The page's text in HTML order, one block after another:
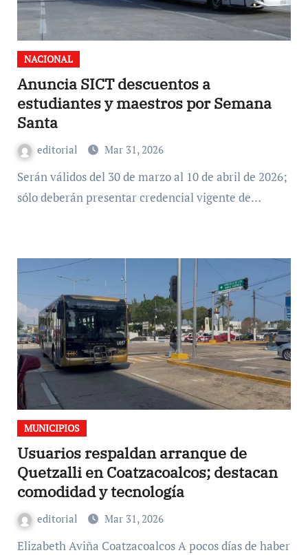
NACIONAL
Anuncia SICT descuentos a
estudiantes y maestros por Semana
Santa
editorial Mar 31, 2026
Serán válidos del 30 de marzo al 10 de abril de 2026;
sólo deberán presentar credencial vigente de…
MUNICIPIOS
Usuarios respaldan arranque de
Quetzalli en Coatzacoalcos; destacan
comodidad y tecnología
editorial Mar 31, 2026
Elizabeth Aviña Coatzacoalcos A pocos días de haber